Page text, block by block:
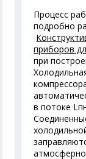
Процесс
подробно
приборов
при
в потоке L